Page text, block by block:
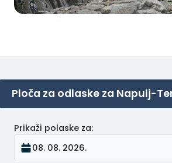
Ploča za odlaske za Napulj-
Prikaži polaske za:
08. 08. 2026.